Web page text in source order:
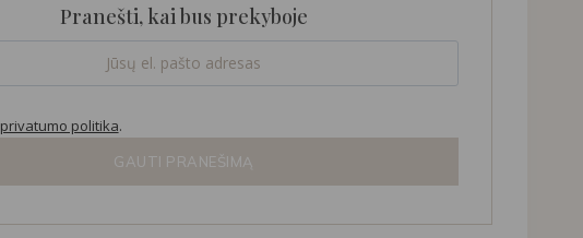
Pranešti, kai bus prekyboje
privatumo politika.
GAUTI PRANEŠIMĄ